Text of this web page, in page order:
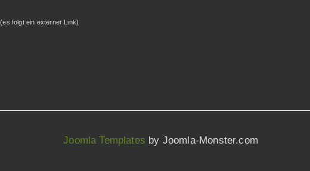
folgt ein externer Link)
Joomla Templates by Joomla-Monster.com